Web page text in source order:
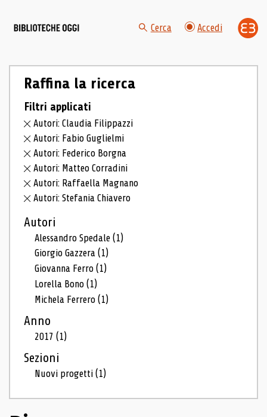
Cerca Accedi
Raffina la ricerca
Filtri applicati
Autori: Claudia Filippazzi
Autori: Fabio Guglielmi
Autori: Federico Borgna
Autori: Matteo Corradini
Autori: Raffaella Magnano
Autori: Stefania Chiavero
Autori
Alessandro Spedale(1)
Giorgio Gazzera(1)
Giovanna Ferro(1)
Lorella Bono(1)
Michela Ferrero(1)
Anno
2017(1)
Sezioni
Nuovi progetti(1)